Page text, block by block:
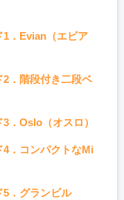
1．Evian（エビア
．階段付き二段ベ
．Oslo（オスロ）
．コンパクトなMi
5．グランビル